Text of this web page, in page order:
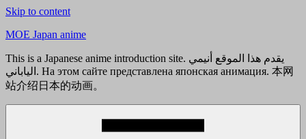
Skip to content
MOE Japan anime
This is a Japanese anime introduction site. يقدم هذا الموقع أنيمي
الياباني. На этом сайте представлена японская анимация. 本网
站介绍日本的动画。